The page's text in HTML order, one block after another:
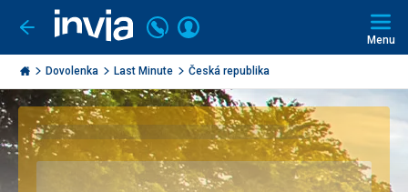
Ísť
späť
Invia.sk
Volajte
+421
2
3221
0491
Prihlásiť
Menu
Dovolenka Last Minute Česká republika